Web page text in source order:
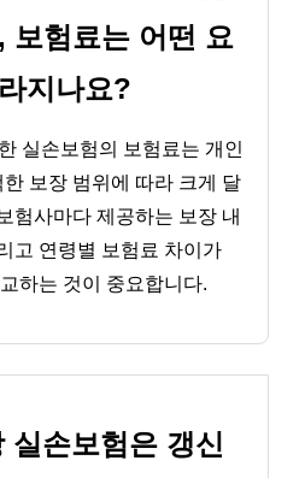
보험료는 어떤 요
지나요?
실손보험의 보험료는 개인
보장 범위에 따라 크게 달
험사마다 제공하는 보장 내
고 연령별 보험료 차이가
하는 것이 중요합니다.
실손보험은 갱신